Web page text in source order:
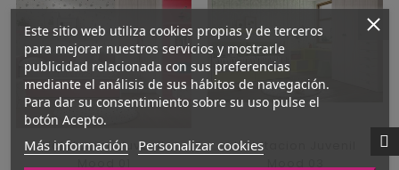
Habitacion Juvenil
Mood 01
Habitacion Juvenil
Mood 03
Este sitio web utiliza cookies propias y de terceros
para mejorar nuestros servicios y mostrarle
publicidad relacionada con sus preferencias
mediante el análisis de sus hábitos de navegación.
Para dar su consentimiento sobre su uso pulse el
botón Acepto.
Más información Personalizar cookies